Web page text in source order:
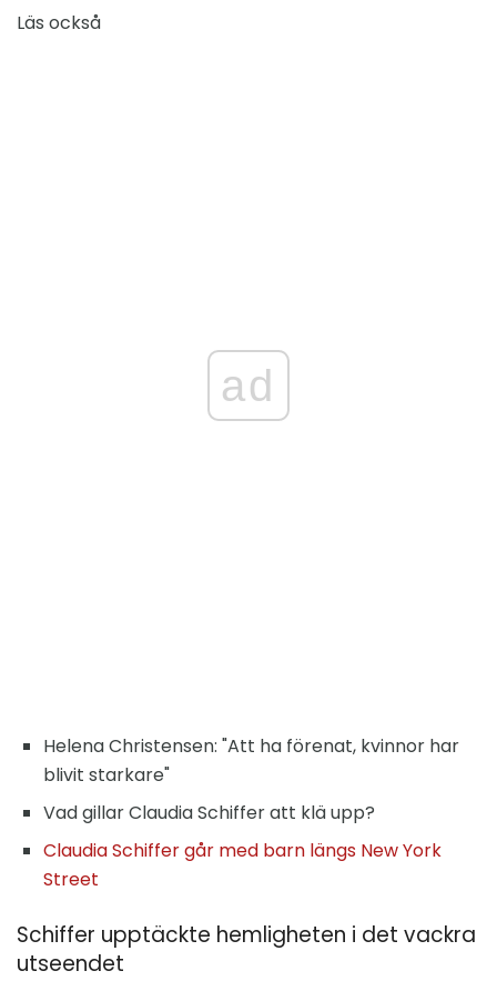
Läs också
ad
Helena Christensen: "Att ha förenat, kvinnor har
blivit starkare"
Vad gillar Claudia Schiffer att klä upp?
Claudia Schiffer går med barn längs New York
Street
Schiffer upptäckte hemligheten i det vackra
utseendet